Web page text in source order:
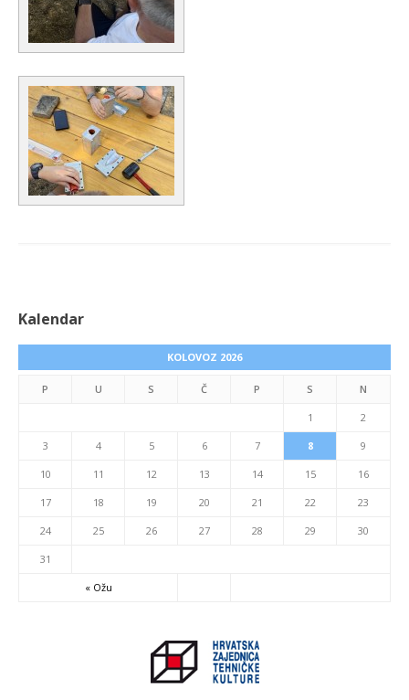
Kalendar
KOLOVOZ 2026
P U S Č P S N
« Ožu
1 2
3 4 5 6 7 8 9
10 11 12 13 14 15 16
17 18 19 20 21 22 23
24 25 26 27 28 29 30
31